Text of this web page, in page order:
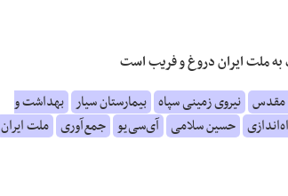
به ملت ایران دروغ و فریب است
مقدس نیروی زمینی سپاه بیمارستان سیار بهداشت و
حسین سلامی آی‌سی‌یو جمع‌آوری ملت ایران